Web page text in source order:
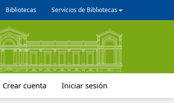
Bibliotecas Servicios de Bibliotecas
Crear cuenta Iniciar sesión